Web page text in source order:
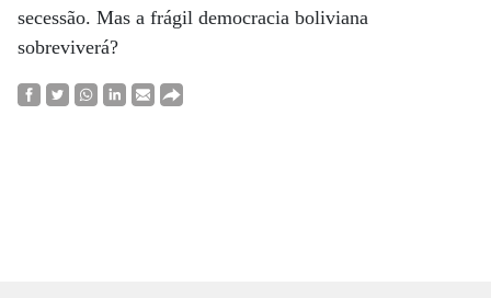
secessão. Mas a frágil democracia boliviana
sobreviverá?